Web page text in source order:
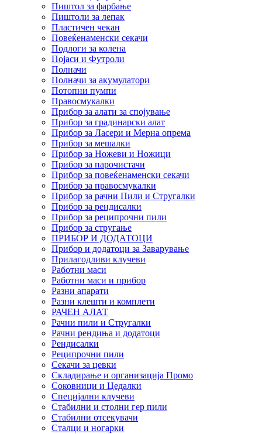
Пиштол за фарбање
Пиштоли за лепак
Пластичен чекан
Повеќенаменски секачи
Подлоги за колена
Појаси и Футроли
Полначи
Полначи за акумулатори
Потопни пумпи
Правосмукалки
Прибор за алати за спојување
Прибор за градинарски алат
Прибор за Ласери и Мерна опрема
Прибор за мешалки
Прибор за Ножеви и Ножици
Прибор за парочистачи
Прибор за повеќенаменски секачи
Прибор за правосмукалки
Прибор за рачни Пили и Стругалки
Прибор за рендисалки
Прибор за реципрочни пили
Прибор за стругање
ПРИБОР И ДОДАТОЦИ
Прибор и додатоци за Заварување
Прилагодливи клучеви
Работни маси
Работни маси и прибор
Разни апарати
Разни клешти и комплети
РАЧЕН АЛАТ
Рачни пили и Стругалки
Рачни рендиња и додатоци
Рендисалки
Реципрочни пили
Секачи за цевки
Складирање и организација Промо
Соковници и Цедалки
Специјални клучеви
Стабилни и столни гер пили
Стабилни отсекувачи
Сталци и ногарки